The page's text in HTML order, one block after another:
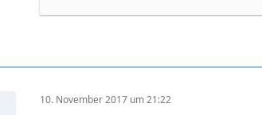
10. November 2017 um 21:22